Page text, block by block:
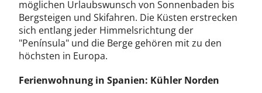
möglichen Urlaubswunsch von Sonnenbaden bis
Bergsteigen und Skifahren. Die Küsten erstrecken
sich entlang jeder Himmelsrichtung der
"Península" und die Berge gehören mit zu den
höchsten in Europa.
Ferienwohnung in Spanien: Kühler Norden